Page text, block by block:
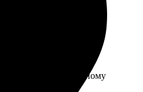
к печати наши
с Вами по указанному
деталей.